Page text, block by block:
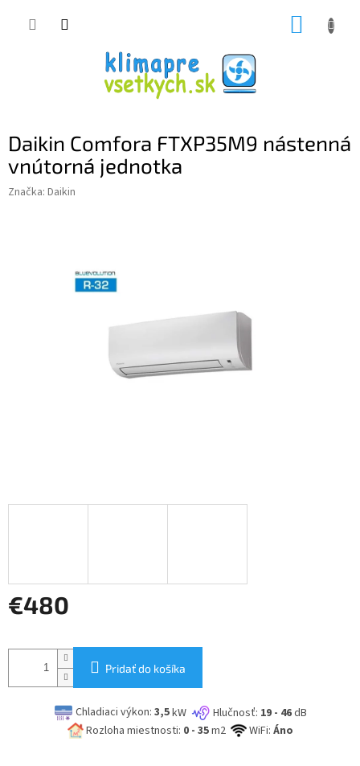
Daikin Comfora FTXP35M9 nástenná
vnútorná jednotka
Značka: Daikin
€480
cena:
Pridať do košíka
Chladiaci výkon: 3,5kW Hlučnosť: 19 - 46dB
Rozloha miestnosti: 0 - 35m2 WiFi: Áno